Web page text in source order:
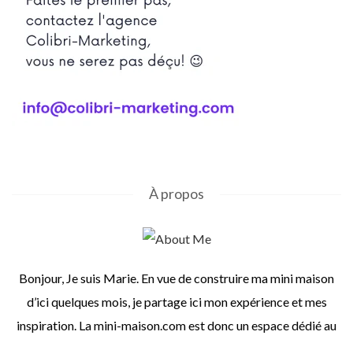
À propos
Bonjour, Je suis Marie. En vue de construire ma mini maison
d’ici quelques mois, je partage ici mon expérience et mes
inspiration. La mini-maison.com est donc un espace dédié au